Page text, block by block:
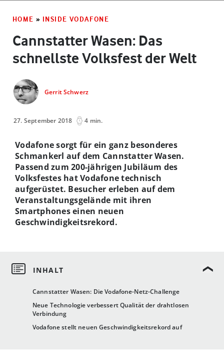
HOME » INSIDE VODAFONE
Cannstatter Wasen: Das
schnellste Volksfest der Welt
Gerrit Schwerz
27. September 2018 4 min.
Cannstatter Wasen: Die Vodafone-Netz-Challenge
Neue Technologie verbessert Qualität der drahtlosen
Verbindung
Vodafone stellt neuen Geschwindigkeitsrekord auf
Vodafone sorgt für ein ganz besonderes
Schmankerl auf dem Cannstatter Wasen.
Passend zum 200-jährigen Jubiläum des
Volksfestes hat Vodafone technisch
aufgerüstet. Besucher erleben auf dem
Veranstaltungsgelände mit ihren
Smartphones einen neuen
Geschwindigkeitsrekord.